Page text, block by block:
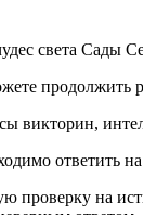
света Сады
продолжить
викторин,
ответить
проверку на